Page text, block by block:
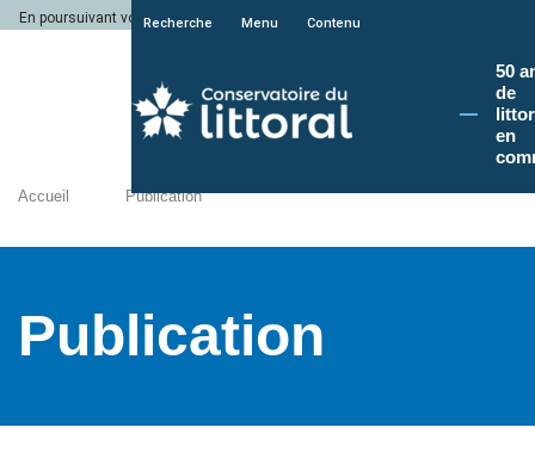
En poursuivant votre navigation sur le site du Conservatoire du littoral, vous
Recherche Menu Contenu
50
de
en
Accueil Publication
Publication